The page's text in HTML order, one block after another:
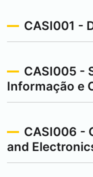
CASI001 -
CASI005 -
Informação e
CASI006 -
and